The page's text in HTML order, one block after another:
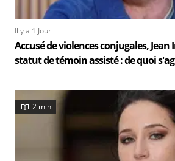
Il y a 1 Jour
Accusé de violences conjugales,
statut de témoin assisté : de quoi
2 min